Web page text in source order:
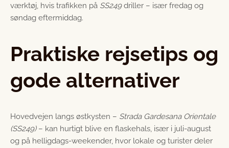
værktøj, hvis trafikken på SS249driller – især fredag og
søndag eftermiddag.
Praktiske rejsetips og
gode alternativer
Hovedvejen langs østkysten – Strada Gardesana Orientale
(SS249)– kan hurtigt blive en flaskehals, især i juli-august
og på helligdags-weekender, hvor lokale og turister deler